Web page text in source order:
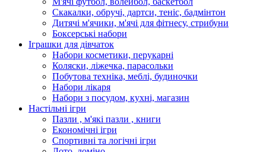
Скакалки, обручі, дартси, теніс, бадмінтон
Дитячі м'ячики, м'ячі для фітнесу, стрибуни
Боксерські набори
Іграшки для дівчаток
Набори косметики, перукарні
Коляски, ліжечка, парасольки
Побутова техніка, меблі, будиночки
Набори лікаря
Набори з посудом, кухні, магазин
Настільні ігри
Пазли , м'які пазли , книги
Економічні ігри
Спортивні та логічні ігри